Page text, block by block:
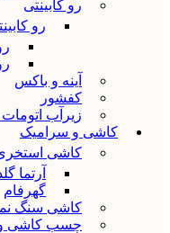
رو کابینتی
رو
آینه و باکس
کفشور
زیرآب
کاشی و سرامیک
کاشی
آرتما
گهرفام
کاشی سنگ
چسب کاشی